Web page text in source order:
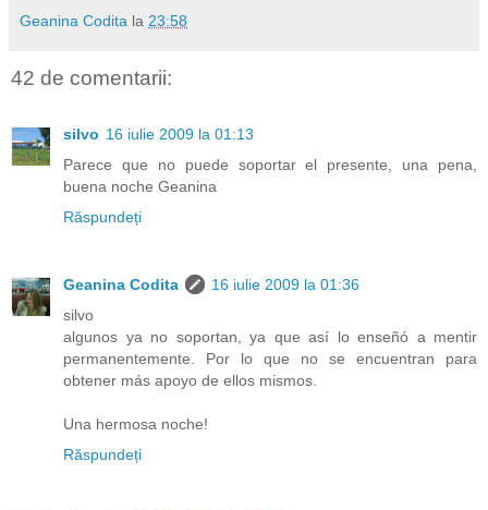
Geanina Codita la 23:58
42 de comentarii:
silvo 16 iulie 2009 la 01:13
Parece que no puede soportar el presente, una pena,
buena noche Geanina
Răspundeți
Geanina Codita
16 iulie 2009 la 01:36
silvo
algunos ya no soportan, ya que así lo enseñó a mentir
permanentemente. Por lo que no se encuentran para
obtener más apoyo de ellos mismos.
Una hermosa noche!
Răspundeți